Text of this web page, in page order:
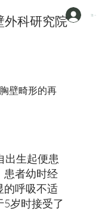
注册/登陆
外科研究院
壁畸形的再
出生起便患
患者幼时经
的呼吸不适
岁时接受了